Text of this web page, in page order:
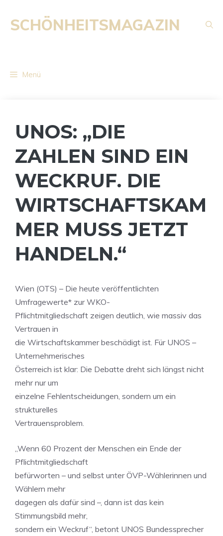
Inhalt
springen
SCHÖNHEITSMAGAZIN
Menü
UNOS: „DIE
ZAHLEN SIND EIN
WECKRUF. DIE
WIRTSCHAFTSKAM
MER MUSS JETZT
HANDELN.“
Wien (OTS) – Die heute veröffentlichten
Umfragewerte* zur WKO-
Pflichtmitgliedschaft zeigen deutlich, wie massiv das
Vertrauen in
die Wirtschaftskammer beschädigt ist. Für UNOS –
Unternehmerisches
Österreich ist klar: Die Debatte dreht sich längst nicht
mehr nur um
einzelne Fehlentscheidungen, sondern um ein
strukturelles
Vertrauensproblem.
„Wenn 60 Prozent der Menschen ein Ende der
Pflichtmitgliedschaft
befürworten – und selbst unter ÖVP-Wählerinnen und
Wählern mehr
dagegen als dafür sind –, dann ist das kein
Stimmungsbild mehr,
sondern ein Weckruf“, betont UNOS Bundessprecher